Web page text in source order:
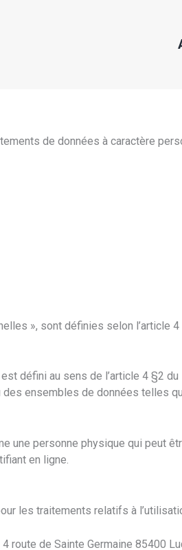
de données à caractère
», sont définies selon l’article
défini au sens de l’article 4 §2
ensembles de données telles
une personne physique qui
en ligne.
les traitements relatifs à
route de Sainte Germaine 85400